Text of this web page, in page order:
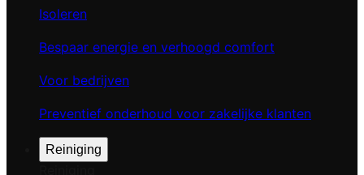
Isoleren
Bespaar energie en verhoogd comfort
Voor bedrijven
Preventief onderhoud voor zakelijke klanten
Reiniging